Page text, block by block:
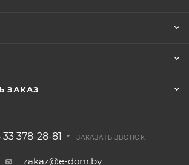
ЗАКАЗ
33 378-28-81 ЗАКАЗАТЬ ЗВОНОК
zakaz@e-dom.by